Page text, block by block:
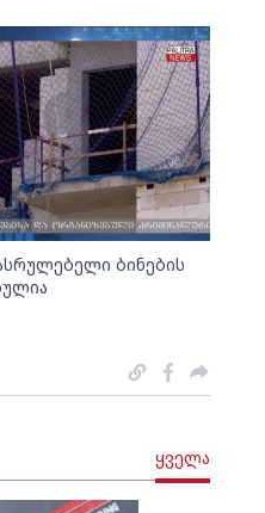
ბინების
ყველა